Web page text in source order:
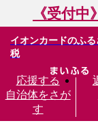
《受付
イオンカードのふ
税
応援する
自治体をさが
す